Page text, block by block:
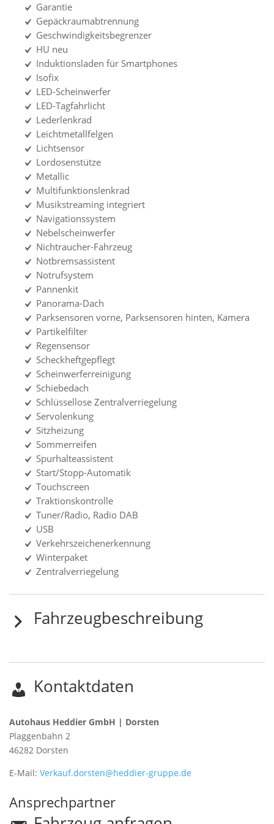
Garantie
Gepäckraumabtrennung
Geschwindigkeitsbegrenzer
HU neu
Induktionsladen für Smartphones
Isofix
LED-Scheinwerfer
LED-Tagfahrlicht
Lederlenkrad
Leichtmetallfelgen
Lichtsensor
Lordosenstütze
Metallic
Multifunktionslenkrad
Musikstreaming integriert
Navigationssystem
Nebelscheinwerfer
Nichtraucher-Fahrzeug
Notbremsassistent
Notrufsystem
Pannenkit
Panorama-Dach
Parksensoren vorne, Parksensoren hinten, Kamera
Partikelfilter
Regensensor
Scheckheftgepflegt
Scheinwerferreinigung
Schiebedach
Schlüssellose Zentralverriegelung
Servolenkung
Sitzheizung
Sommerreifen
Spurhalteassistent
Start/Stopp-Automatik
Touchscreen
Traktionskontrolle
Tuner/Radio, Radio DAB
USB
Verkehrszeichenerkennung
Winterpaket
Zentralverriegelung
Fahrzeugbeschreibung
Kontaktdaten
Autohaus Heddier GmbH | Dorsten
Plaggenbahn 2
46282 Dorsten
E-Mail: Verkauf.dorsten@heddier-gruppe.de
Ansprechpartner